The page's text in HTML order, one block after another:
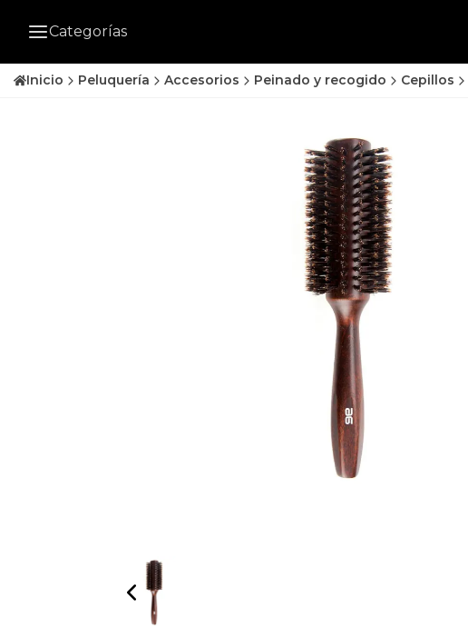
Categorías
Inicio Peluquería Accesorios Peinado y recogido Cepillos